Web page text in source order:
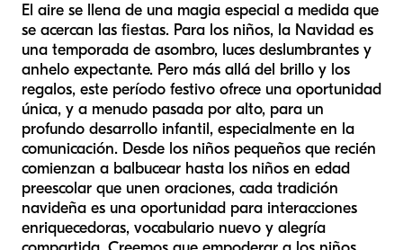
El aire se llena de una magia especial a medida que
se acercan las fiestas. Para los niños, la Navidad es
una temporada de asombro, luces deslumbrantes y
anhelo expectante. Pero más allá del brillo y los
regalos, este período festivo ofrece una oportunidad
única, y a menudo pasada por alto, para un
profundo desarrollo infantil, especialmente en la
comunicación. Desde los niños pequeños que recién
comienzan a balbucear hasta los niños en edad
preescolar que unen oraciones, cada tradición
navideña es una oportunidad para interacciones
enriquecedoras, vocabulario nuevo y alegría